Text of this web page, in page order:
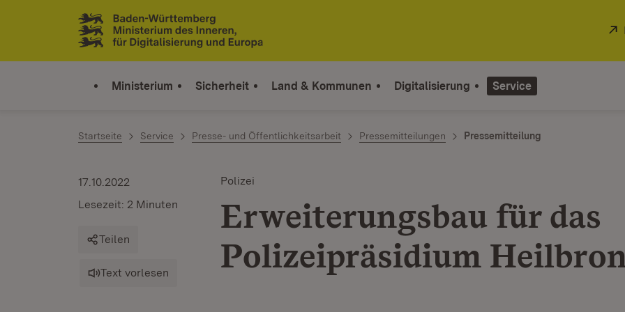
Zum Inhalt springen
Link zur Startseite
Ministerium Sicherheit Land & Kommunen Digitalisierung Service
Startseite Service Presse- und Öffentlichkeitsarbeit Pressemitteilungen Pressemitteilung
Polizei
Erweiterungsbau für das
Polizeipräsidium
17.10.2022
Lesezeit: 2 Minuten
Teilen
Text vorlesen